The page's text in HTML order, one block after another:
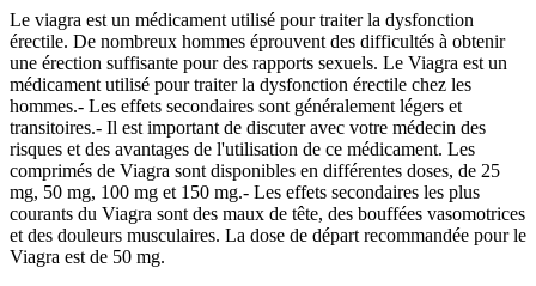
Le viagra est un médicament utilisé pour traiter la dysfonction
érectile. De nombreux hommes éprouvent des difficultés à obtenir
une érection suffisante pour des rapports sexuels. Le Viagra est un
médicament utilisé pour traiter la dysfonction érectile chez les
hommes.- Les effets secondaires sont généralement légers et
transitoires.- Il est important de discuter avec votre médecin des
risques et des avantages de l'utilisation de ce médicament. Les
comprimés de Viagra sont disponibles en différentes doses, de 25
mg, 50 mg, 100 mg et 150 mg.- Les effets secondaires les plus
courants du Viagra sont des maux de tête, des bouffées vasomotrices
et des douleurs musculaires. La dose de départ recommandée pour le
Viagra est de 50 mg.